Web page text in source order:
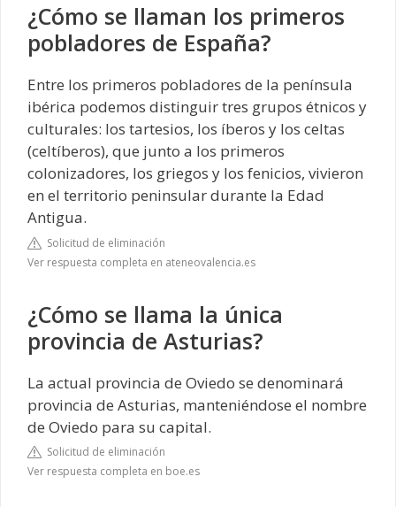
¿Cómo se llaman los primeros
pobladores de España?
Entre los primeros pobladores de la península
ibérica podemos distinguir tres grupos étnicos y
culturales: los tartesios, los íberos y los celtas
(celtíberos), que junto a los primeros
colonizadores, los griegos y los fenicios, vivieron
en el territorio peninsular durante la Edad
Antigua.
Solicitud de eliminación
Ver respuesta completa en ateneovalencia.es
¿Cómo se llama la única
provincia de Asturias?
La actual provincia de Oviedo se denominará
provincia de Asturias, manteniéndose el nombre
de Oviedo para su capital.
Solicitud de eliminación
Ver respuesta completa en boe.es